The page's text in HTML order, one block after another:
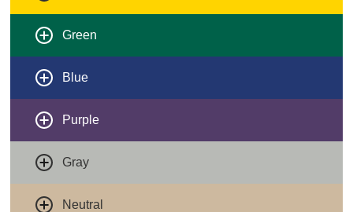
Green
Blue
Purple
Gray
Neutral